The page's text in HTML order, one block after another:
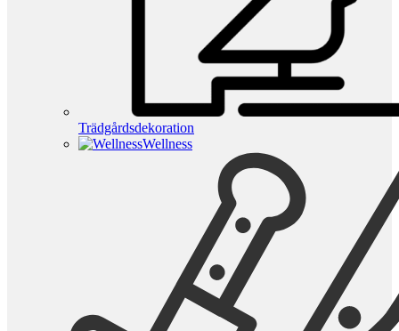
Trädgårdsdekoration
Wellness